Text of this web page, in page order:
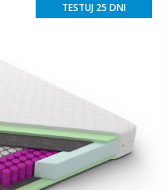
TESTUJ 25 DNI